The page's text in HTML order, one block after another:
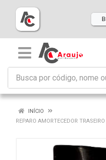
INÍCIO
REPARO AMORTECEDOR